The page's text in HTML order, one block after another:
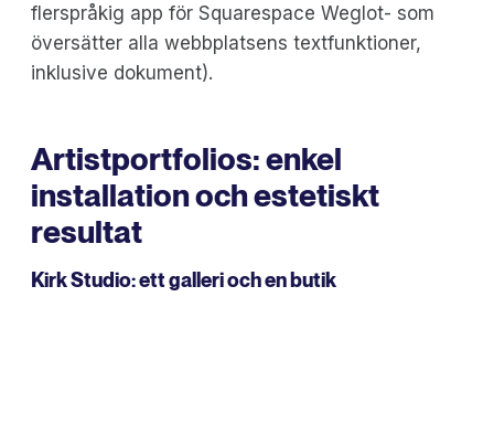
flerspråkig app för Squarespace Weglot- som
översätter alla webbplatsens textfunktioner,
inklusive dokument).
Artistportfolios: enkel
installation och estetiskt
resultat
Kirk Studio: ett galleri och en butik